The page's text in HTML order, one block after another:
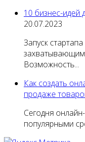
10 бизнес-идей
20.07.2023
Запуск
Возможность...
Как создать
продаже
Сегодня
популярными